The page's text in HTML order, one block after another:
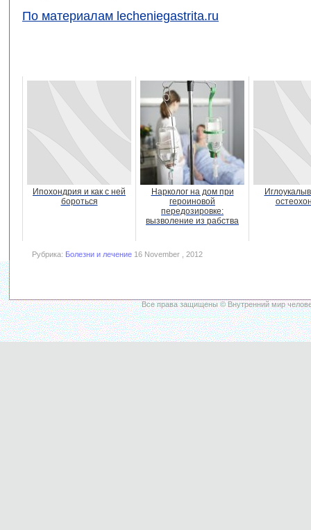
По материалам lecheniegastrita.ru
Ипохондрия и как с ней
бороться
Нарколог на дом при
героиновой
передозировке:
вызволение из рабства
Рубрика: Болезни и лечение 16 November , 2012
Все права защищены © Внутренний мир